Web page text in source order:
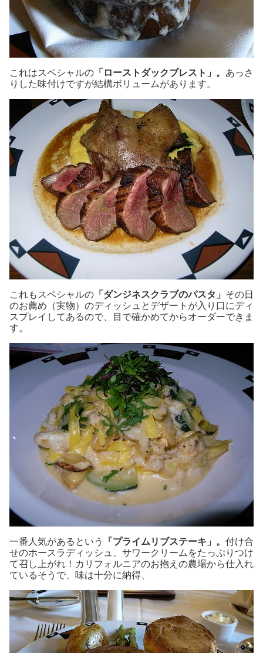
これはスペシャルの 「ローストダックブレスト」。 あっさ
りした味付けですが結構ボリュームがあります。
これもスペシャルの 「ダンジネスクラブのパスタ」 その日
のお薦め（実物）のディッシュとデザートが入り口にディ
スプレイしてあるので、目で確かめてからオーダーできま
す。
一番人気があるという 「プライムリブステーキ」。 付け合
せのホースラディッシュ、サワークリームをたっぷりつけ
て召し上がれ！カリフォルニアのお抱えの農場から仕入れ
ているそうで、味は十分に納得、